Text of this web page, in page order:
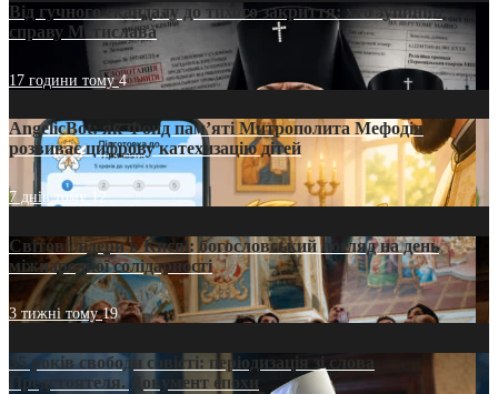
Від гучного скандалу до тихого закриття: хто зупинив
справу Мстислава
17 години тому4
AngelicBot: як Фонд пам’яті Митрополита Мефодія
розвиває цифрову катехизацію дітей
7 днів тому12
Світові лідери в Києві: богословський погляд на день
міжнародної солідарності
3 тижні тому19
35 років свободи совісті: періодизація зі слова
Предстоятеля. Документ епохи